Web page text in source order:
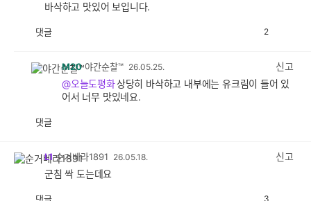
바삭하고 맛있어 보입니다.
댓글 2
M20 야간순찰™ 26.05.25.
신고
@오늘도평화상당히 바삭하고 내부에는 유크림이 들어 있
어서 너무 맛있네요.
댓글
L1 순거베라1891 26.05.18.
신고
군침 싹 도는데요
댓글 3